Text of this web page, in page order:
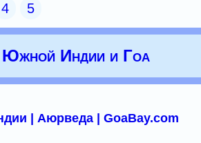
4 5
Южной Индии и Гоа
| Аюрведа | GoaBay.com